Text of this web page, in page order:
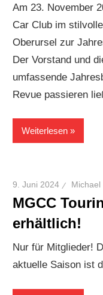
Am 23. November
Car Club im
Oberursel zur
Der Vorstand und
umfassende
Revue passieren
Weiterlesen
9. Juni 2024 Michael
MGCC
erhältlich!
Nur für Mitglieder!
aktuelle Saison ist